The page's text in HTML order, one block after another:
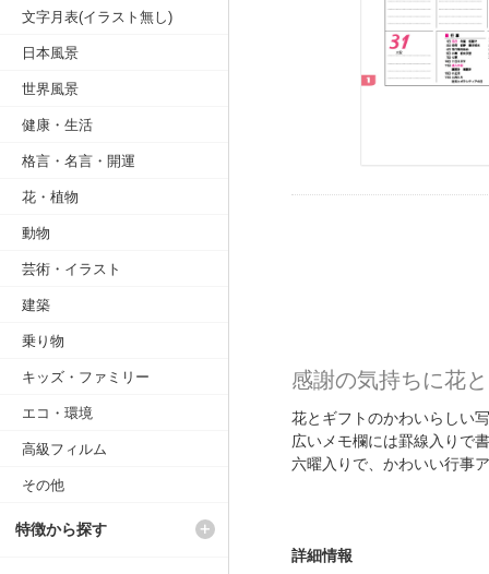
感謝の気持ちに花
花とギフトのかわいらしい
広いメモ欄には罫線入りで
六曜入りで、かわいい行事
詳細情報
文字月表(イラスト無し)
日本風景
世界風景
健康・生活
格言・名言・開運
花・植物
動物
芸術・イラスト
建築
乗り物
キッズ・ファミリー
エコ・環境
高級フィルム
その他
特徴から探す